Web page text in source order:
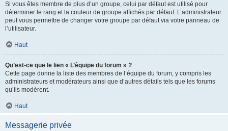
Si vous êtes membre de plus d’un groupe, celui par défaut est utilisé pour
déterminer le rang et la couleur de groupe affichés par défaut. L’administrateur
peut vous permettre de changer votre groupe par défaut via votre panneau de
l’utilisateur.
Haut
Qu’est-ce que le lien « L’équipe du forum » ?
Cette page donne la liste des membres de l’équipe du forum, y compris les
administrateurs et modérateurs ainsi que d’autres détails tels que les forums
qu’ils modèrent.
Haut
Messagerie privée